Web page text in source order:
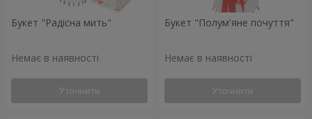
Букет "Радісна мить"
Немає в наявності
Уточнити
Букет "Полум'яне почуття"
Немає в наявності
Уточнити